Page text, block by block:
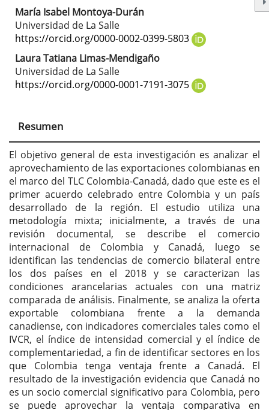
Contenido
principal
del
artículo
María Isabel Montoya-Durán
Universidad de La Salle
https://orcid.org/0000-0002-0399-5803
Laura Tatiana Limas-Mendigaño
Universidad de La Salle
https://orcid.org/0000-0001-7191-3075
Resumen
El objetivo general de esta investigación es analizar el
aprovechamiento de las exportaciones colombianas en
el marco del TLC Colombia-Canadá, dado que este es el
primer acuerdo celebrado entre Colombia y un país
desarrollado de la región. El estudio utiliza una
metodología mixta; inicialmente, a través de una
revisión documental, se describe el comercio
internacional de Colombia y Canadá, luego se
identifican las tendencias de comercio bilateral entre
los dos países en el 2018 y se caracterizan las
condiciones arancelarias actuales con una matriz
comparada de análisis. Finalmente, se analiza la oferta
exportable colombiana frente a la demanda
canadiense, con indicadores comerciales tales como el
IVCR, el índice de intensidad comercial y el índice de
complementariedad, a fin de identificar sectores en los
que Colombia tenga ventaja frente a Canadá. El
resultado de la investigación evidencia que Canadá no
es un socio comercial significativo para Colombia, pero
se puede aprovechar la ventaja comparativa en